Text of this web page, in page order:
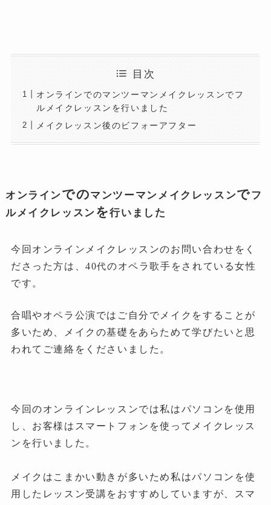
目次
オンラインでのマンツーマンメイクレッスンでフ
ルメイクレッスンを行いました
メイクレッスン後のビフォーアフター
オンラインでのマンツーマンメイクレッスンでフ
ルメイクレッスン を行いました
今回オンラインメイクレッスンのお問い合わせをく
ださった方は、40代のオペラ歌手をされている女性
です。
合唱やオペラ公演ではご自分でメイクをすることが
多いため、メイクの基礎をあらためて学びたいと思
われてご連絡をくださいました。
今回のオンラインレッスンでは私はパソコンを使用
し、お客様はスマートフォンを使ってメイクレッス
ンを行いました。
メイクはこまかい動きが多いため私はパソコンを使
用したレッスン受講をおすすめしていますが、スマ